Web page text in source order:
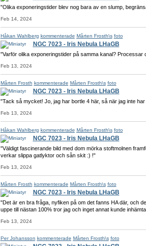
"Olika exponeringstider blev nog bara av en slump,
Feb 14, 2024
Håkan Wahlberg kommenterade Mårten Frosth\s foto
NGC 7023 - Iris Nebula LHaGB
"Varför olika exponeringstider på samma kanal? Processar
Feb 13, 2024
Mårten Frosth kommenterade Mårten Frosth\s foto
NGC 7023 - Iris Nebula LHaGB
"Tack så mycket! Jo, jag har bortle 4 här, så när jag inte
Feb 13, 2024
Håkan Wahlberg kommenterade Mårten Frosth\s foto
NGC 7023 - Iris Nebula LHaGB
"Väldigt fascinerande bild med dom mörka stoftmolnen
verkar slippa gatlyktor och sån skit :) !"
Feb 13, 2024
Mårten Frosth kommenterade Mårten Frosth\s foto
NGC 7023 - Iris Nebula LHaGB
"Det är en bra fråga, nyfiken på om det fanns HA där, och
uppe till nästan 100% tror jag och inget annat kunde
Feb 13, 2024
Per Johansson kommenterade Mårten Frosth\s foto